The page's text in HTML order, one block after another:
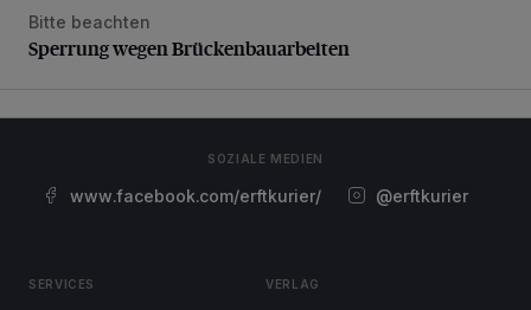
Sperrung wegen Brückenbauarbeiten
Bitte beachten
Sperrung wegen Brückenbauarbeiten
SOZIALE MEDIEN
www.facebook.com/erftkurier/ @erftkurier
SERVICES VERLAG